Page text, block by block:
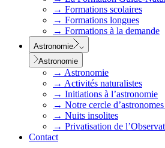
→ Formations scolaires
→ Formations longues
→ Formations à la demande
Astronomie
Astronomie
→ Astronomie
→ Activités naturalistes
→ Initiations à l’astronomie
→ Notre cercle
→ Nuits insolites
→ Privatisation de
Contact